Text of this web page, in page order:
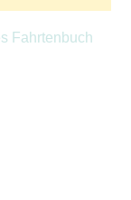
Fahrtenbuch